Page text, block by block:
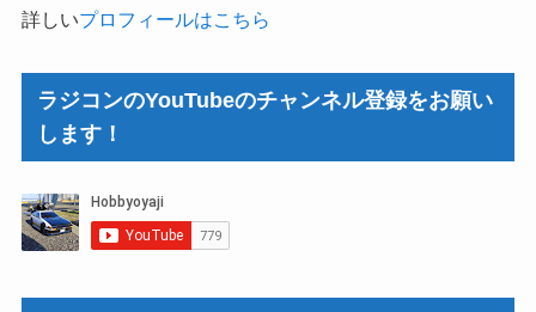
詳しいプロフィールはこちら
ラジコンのYouTubeのチャンネル登録をお願い
します！